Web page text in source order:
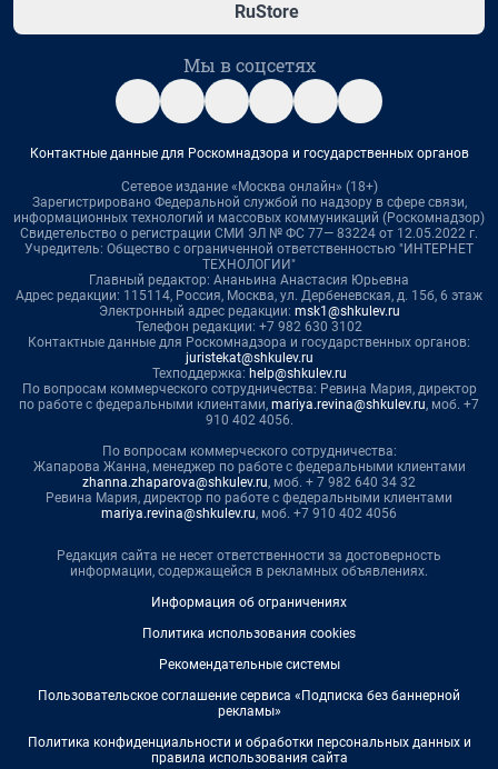
RuStore
Мы в соцсетях
Контактные данные для Роскомнадзора и государственных органов
Сетевое издание «Москва онлайн» (18+)
Зарегистрировано Федеральной службой по надзору в сфере связи,
информационных технологий и массовых коммуникаций (Роскомнадзор)
Свидетельство о регистрации СМИ ЭЛ № ФС 77— 83224 от 12.05.2022 г.
Учредитель: Общество с ограниченной ответственностью "ИНТЕРНЕТ
ТЕХНОЛОГИИ"
Главный редактор: Ананьина Анастасия Юрьевна
Адрес редакции: 115114, Россия, Москва, ул. Дербеневская, д. 15б, 6 этаж
Электронный адрес редакции: msk1@shkulev.ru
Телефон редакции: +7 982 630 3102
Контактные данные для Роскомнадзора и государственных органов:
juristekat@shkulev.ru
Техподдержка: help@shkulev.ru
По вопросам коммерческого сотрудничества: Ревина Мария, директор
по работе с федеральными клиентами, mariya.revina@shkulev.ru, моб. +7
910 402 4056.
По вопросам коммерческого сотрудничества:
Жапарова Жанна, менеджер по работе с федеральными клиентами
zhanna.zhaparova@shkulev.ru, моб. + 7 982 640 34 32
Ревина Мария, директор по работе с федеральными клиентами
mariya.revina@shkulev.ru, моб. +7 910 402 4056
Редакция сайта не несет ответственности за достоверность
информации, содержащейся в рекламных объявлениях.
Информация об ограничениях
Политика использования cookies
Рекомендательные системы
Пользовательское соглашение сервиса «Подписка без баннерной
рекламы»
Политика конфиденциальности и обработки персональных данных и
правила использования сайта